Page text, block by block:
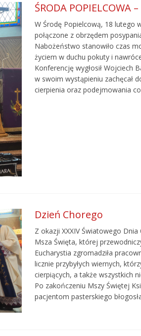
ŚRODA POPIELCOWA
W Środę Popielcową, 18 lutego
połączone z obrzędem
Nabożeństwo stanowiło czas
życiem w duchu pokuty i
Konferencję wygłosił Wojciech
w swoim wystąpieniu zachęcał
cierpienia oraz podejmowania
Dzień Chorego
Z okazji XXXIV Światowego
Msza Święta, której
Eucharystia zgromadziła
licznie przybyłych wiernych,
cierpiących, a także wszystkich
Po zakończeniu Mszy Świętej
pacjentom pasterskiego